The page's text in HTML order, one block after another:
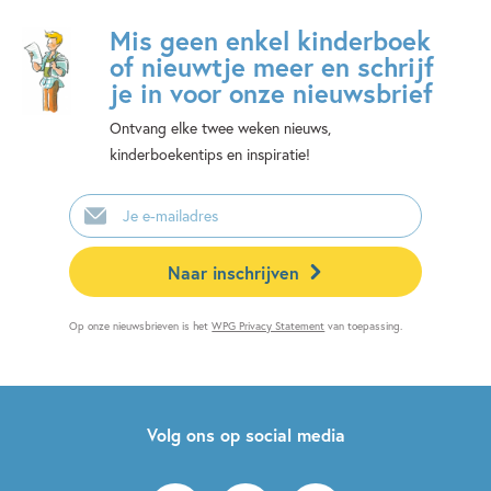
Mis geen enkel kinderboek
of nieuwtje meer en schrijf
je in voor onze nieuwsbrief
Ontvang elke twee weken nieuws,
kinderboekentips en inspiratie!
E-
mailadres
Naar inschrijven
Op onze nieuwsbrieven is hetWPG Privacy Statement van toepassing.
Volg ons op social media